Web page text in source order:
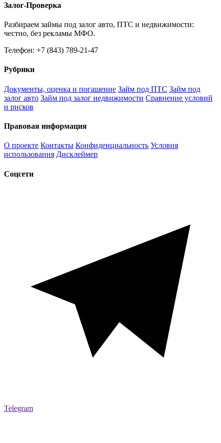
Залог-Проверка
Разбираем займы под залог авто, ПТС и недвижимости:
честно, без рекламы МФО.
Телефон: +7 (843) 789-21-47
Рубрики
Документы, оценка и погашение Займ под ПТС Займ под
залог авто Займ под залог недвижимости Сравнение условий
и рисков
Правовая информация
О проекте Контакты Конфиденциальность Условия
использования Дисклеймер
Соцсети
Telegram